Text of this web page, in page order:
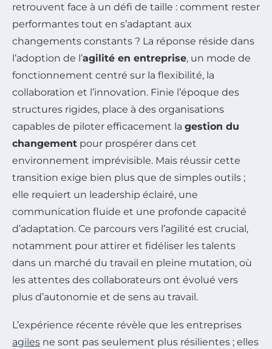
retrouvent face à un défi de taille : comment rester
performantes tout en s’adaptant aux
changements constants ? La réponse réside dans
l’adoption de l’agilité en entreprise, un mode de
fonctionnement centré sur la flexibilité, la
collaboration et l’innovation. Finie l’époque des
structures rigides, place à des organisations
capables de piloter efficacement la gestion du
changement pour prospérer dans cet
environnement imprévisible. Mais réussir cette
transition exige bien plus que de simples outils ;
elle requiert un leadership éclairé, une
communication fluide et une profonde capacité
d’adaptation. Ce parcours vers l’agilité est crucial,
notamment pour attirer et fidéliser les talents
dans un marché du travail en pleine mutation, où
les attentes des collaborateurs ont évolué vers
plus d’autonomie et de sens au travail.
L’expérience récente révèle que les entreprises
agiles ne sont pas seulement plus résilientes ; elles